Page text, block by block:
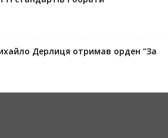
Дерлиця отримав орден “За